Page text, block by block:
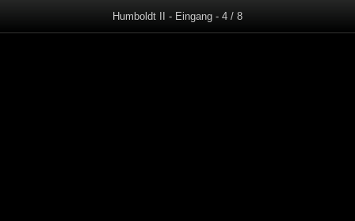
Humboldt II - Eingang - 4 / 8